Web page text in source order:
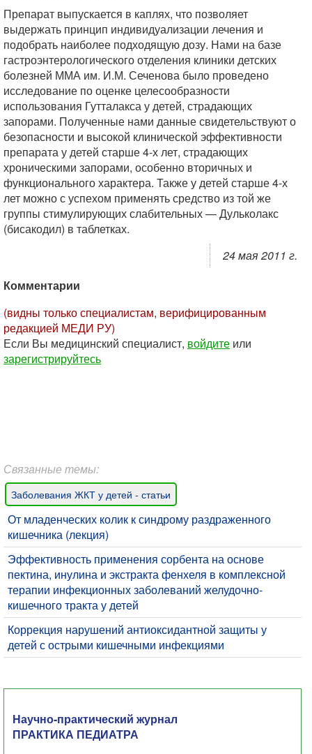
Препарат выпускается в каплях, что позволяет
выдержать принцип индивидуализации лечения и
подобрать наиболее подходящую дозу. Нами на базе
гастроэнтерологического отделения клиники детских
болезней ММА им. И.М. Сеченова было проведено
исследование по оценке целесообразности
использования Гутталакса у детей, страдающих
запорами. Полученные нами данные свидетельствуют о
безопасности и высокой клинической эффективности
препарата у детей старше 4-х лет, страдающих
хроническими запорами, особенно вторичных и
функционального характера. Также у детей старше 4-х
лет можно с успехом применять средство из той же
группы стимулирующих слабительных — Дульколакс
(бисакодил) в таблетках.
24 мая 2011 г.
Комментарии
(видны только специалистам, верифицированным
редакцией МЕДИ РУ)
Если Вы медицинский специалист, войдите или
зарегистрируйтесь
Связанные темы:
Заболевания ЖКТ у детей - статьи
От младенческих колик к синдрому раздраженного
кишечника (лекция)
Эффективность применения сорбента на основе
пектина, инулина и экстракта фенхеля в комплексной
терапии инфекционных заболеваний желудочно-
кишечного тракта у детей
Коррекция нарушений антиоксидантной защиты у
детей с острыми кишечными инфекциями
Научно-практический журнал
ПРАКТИКА ПЕДИАТРА